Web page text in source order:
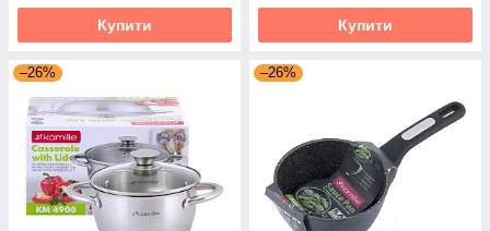
Купити Купити
–26% –26%